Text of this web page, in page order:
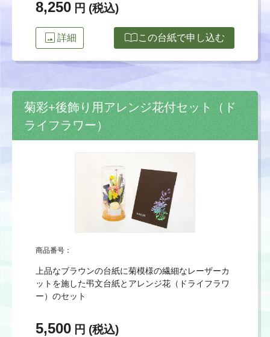
8,250 円 (税込)
image 詳細 import_contactsこの台紙で申し込む
菊彩+後飾り用アレンジ花付セット（ド
ライフラワー）
商品番号：
上品なブラウンの台紙に菊模様の繊細なレーザーカ
ットを施した弔文台紙とアレンジ花（ドライフラワ
ー）のセット
5,500 円 (税込)